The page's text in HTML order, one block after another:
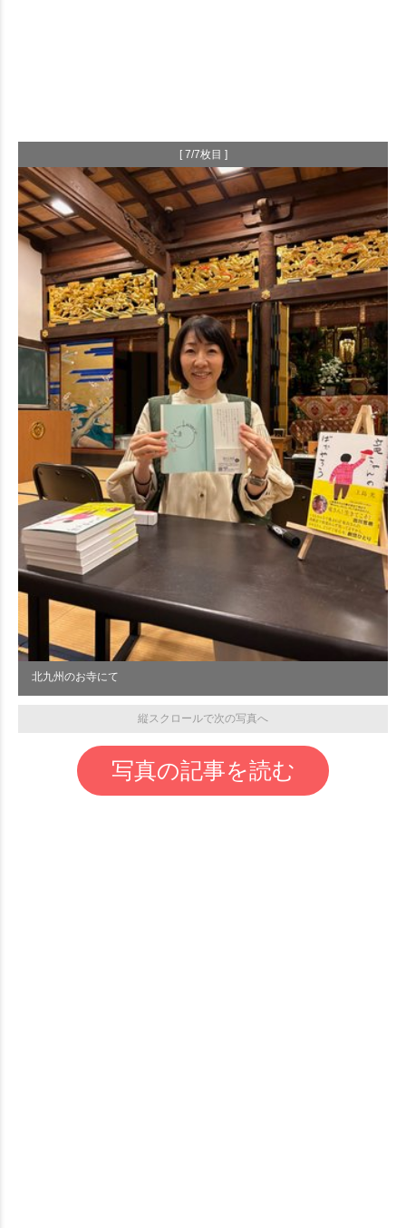
[ 7/7枚目 ]
北九州のお寺にて
縦スクロールで次の写真へ
写真の記事を読む